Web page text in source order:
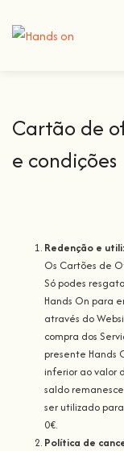
Cartão de
e condições
Redenção e
Os Cartões de
Só podes
Hands On para
através do
compra dos
presente Hands
inferior ao valor
saldo
ser utilizado
0€.
Política de